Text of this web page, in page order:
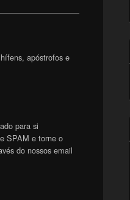
apóstrofos e
para si
SPAM e torne o
do nossos email